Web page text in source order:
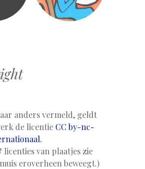
anders vermeld, geldt
de licentie CC by-nc-
licenties van plaatjes zie
eroverheen beweegt.)